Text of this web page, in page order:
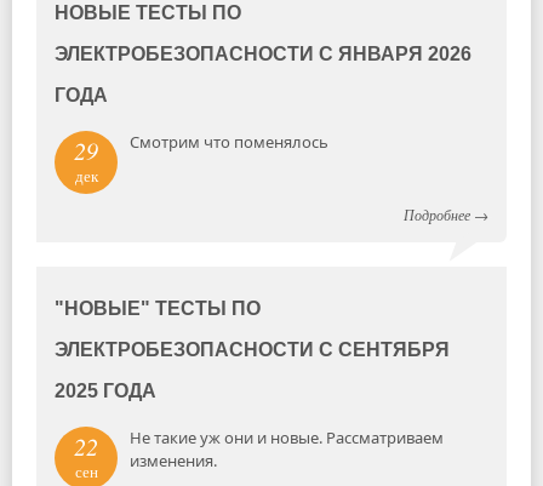
НОВЫЕ ТЕСТЫ ПО
ЭЛЕКТРОБЕЗОПАСНОСТИ С ЯНВАРЯ 2026
ГОДА
29
дек
Смотрим что поменялось
Подробнее →
"НОВЫЕ" ТЕСТЫ ПО
ЭЛЕКТРОБЕЗОПАСНОСТИ С СЕНТЯБРЯ
2025 ГОДА
22
сен
Не такие уж они и новые. Рассматриваем
изменения.